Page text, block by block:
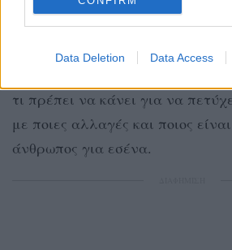
Data Deletion Data Access
Έχοντας αποκομίσει τέτοιες
να μάθεις και να μην πέσεις
τι πρέπει να κάνει για να
με ποιες αλλαγές και ποιος
άνθρωπος για εσένα.